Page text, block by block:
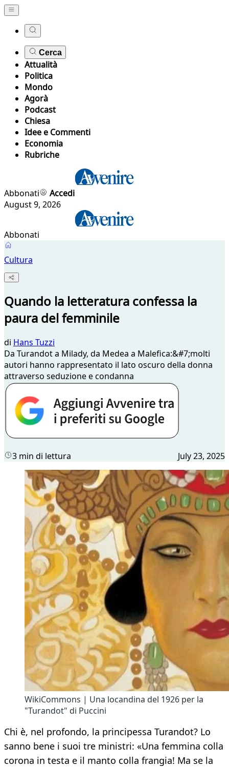
Cerca
Attualità
Politica
Mondo
Agorà
Podcast
Chiesa
Idee e Commenti
Economia
Rubriche
Abbonati
Accedi
August 9, 2026
Abbonati
Cultura
Quando la letteratura confessa la
paura del femminile
di Hans Tuzzi
Da Turandot a Milady, da Medea a Malefica:&#7;molti
autori hanno rappresentato il lato oscuro della donna
attraverso seduzione e condanna
3 min di lettura July 23, 2025
WikiCommons | Una locandina del 1926 per la
"Turandot" di Puccini
Chi è, nel profondo, la principessa Turandot? Lo
sanno bene i suoi tre ministri: «Una femmina colla
corona in testa e il manto colla frangia! Ma se la